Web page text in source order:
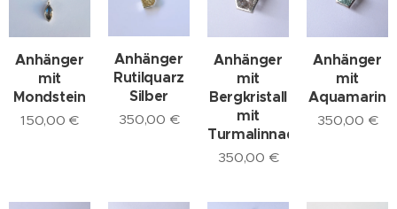
Anhänger
mit
Mondstein
150,00 €
Anhänger
Rutilquarz
Silber
350,00 €
Anhänger
mit
Bergkristall
mit
Turmalinnadeln
350,00 €
Anhänger
mit
Aquamarin
350,00 €